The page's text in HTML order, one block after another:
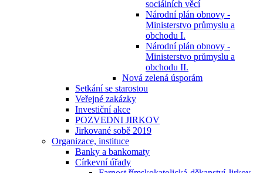
sociálních věcí
Národní plán obnovy -
Ministerstvo průmyslu a
obchodu I.
Národní plán obnovy -
Ministerstvo průmyslu a
obchodu II.
Nová zelená úsporám
Setkání se starostou
Veřejné zakázky
Investiční akce
POZVEDNI JIRKOV
Jirkované sobě 2019
Organizace, instituce
Banky a bankomaty
Církevní úřady